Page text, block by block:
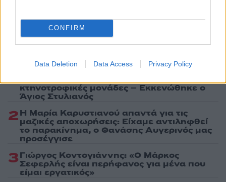
CONFIRM
Data Deletion Data Access Privacy Policy
Βελτιωμένη η εικόνα της φωτιάς στον
κτηνοτροφικές μονάδες – Εκκενώθηκε ο
Άγιος Στυλιανός
2Η Μαρία Καρυστιανού απαντά για τις
μαζικές αποχωρήσεις: Είχαμε αντιληφθεί
το παρακίνημα, ο Θανάσης Αυγερινός μας
προσέγγισε
3Γιώργος Κοντογιάννης: «Ο Μάρκος
Σεφερλής είναι περήφανος για μένα που
είμαι εργατικός»